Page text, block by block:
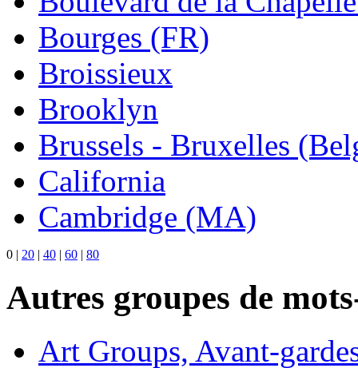
Bourges (FR)
Broissieux
Brooklyn
Brussels - Bruxelles
California
Cambridge (MA)
0 | 20 | 40 | 60 | 80
Autres groupes de
Art Groups, Avant-